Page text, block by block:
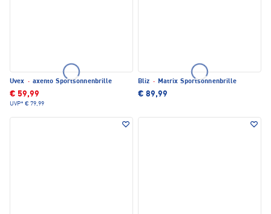
Uvex · axento Sportsonnenbrille
€ 59,99
UVP* € 79,99
Bliz · Matrix Sportsonnenbrille
€ 89,99